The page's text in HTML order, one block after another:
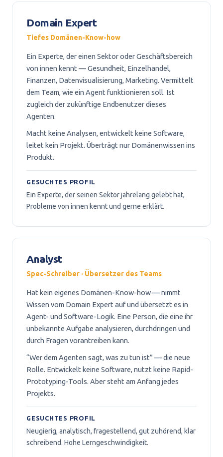
Domain Expert
Tiefes Domänen-Know-how
Ein Experte, der einen Sektor oder Geschäftsbereich
von innen kennt — Gesundheit, Einzelhandel,
Finanzen, Datenvisualisierung, Marketing. Vermittelt
dem Team, wie ein Agent funktionieren soll. Ist
zugleich der zukünftige Endbenutzer dieses
Agenten.
Macht keine Analysen, entwickelt keine Software,
leitet kein Projekt. Überträgt nur Domänenwissen ins
Produkt.
GESUCHTES PROFIL
Ein Experte, der seinen Sektor jahrelang gelebt hat,
Probleme von innen kennt und gerne erklärt.
Analyst
Spec-Schreiber · Übersetzer des Teams
Hat kein eigenes Domänen-Know-how — nimmt
Wissen vom Domain Expert auf und übersetzt es in
Agent- und Software-Logik. Eine Person, die eine ihr
unbekannte Aufgabe analysieren, durchdringen und
durch Fragen vorantreiben kann.
“Wer dem Agenten sagt, was zu tun ist” — die neue
Rolle. Entwickelt keine Software, nutzt keine Rapid-
Prototyping-Tools. Aber steht am Anfang jedes
Projekts.
GESUCHTES PROFIL
Neugierig, analytisch, fragestellend, gut zuhörend, klar
schreibend. Hohe Lerngeschwindigkeit.